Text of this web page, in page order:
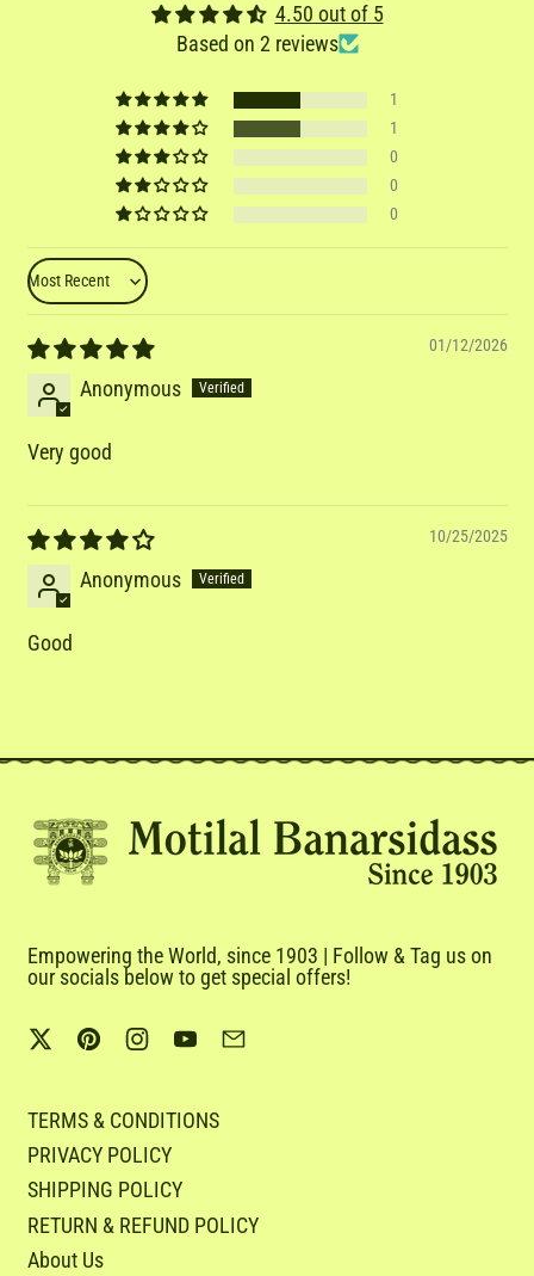
4.50 out of 5
Based on 2 reviews
1
1
0
0
0
Sort by
01/12/2026
Anonymous
Very good
10/25/2025
Anonymous
Good
Empowering the World, since 1903 | Follow & Tag us on
our socials below to get special offers!
Twitter PinterestInstagram
YouTube
TERMS & CONDITIONS
PRIVACY POLICY
SHIPPING POLICY
RETURN & REFUND POLICY
About Us